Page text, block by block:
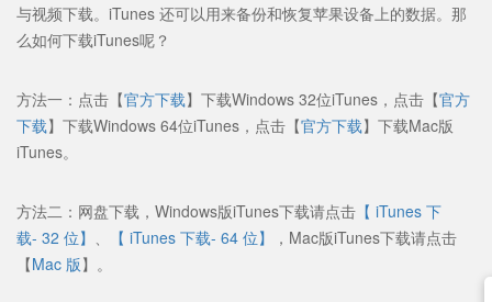
与视频下载。iTunes 还可以用来备份和恢复苹果设备上的数据。那
么如何下载iTunes呢？
方法一：点击【官方下载】下载Windows 32位iTunes，点击【官方
下载】下载Windows 64位iTunes，点击【官方下载】下载Mac版
iTunes。
方法二：网盘下载，Windows版iTunes下载请点击 【 iTunes 下
载- 32 位】
【 iTunes 下载- 64 位】
，Mac版iTunes下载请点击
【Mac 版】。